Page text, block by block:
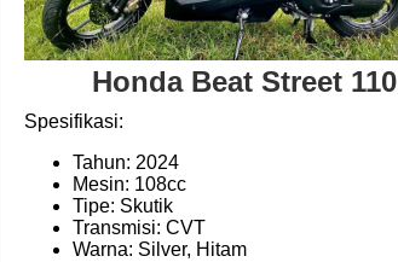
Honda Beat Street 110
Spesifikasi:
Tahun: 2024
Mesin: 108cc
Tipe: Skutik
Transmisi: CVT
Warna: Silver, Hitam